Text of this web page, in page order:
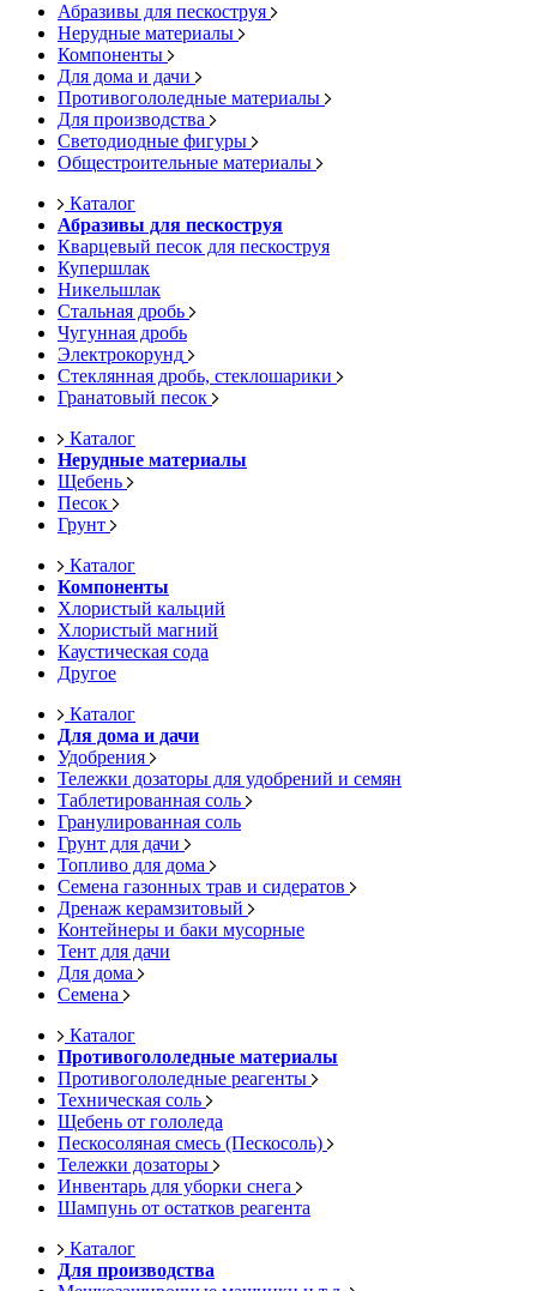
Абразивы для пескоструя
Нерудные материалы
Компоненты
Для дома и дачи
Противогололедные материалы
Для производства
Светодиодные фигуры
Общестроительные материалы
Каталог
Абразивы для пескоструя
Кварцевый песок для пескоструя
Купершлак
Никельшлак
Стальная дробь
Чугунная дробь
Электрокорунд
Стеклянная дробь, стеклошарики
Гранатовый песок
Каталог
Нерудные материалы
Щебень
Песок
Грунт
Каталог
Компоненты
Хлористый кальций
Хлористый магний
Каустическая сода
Другое
Каталог
Для дома и дачи
Удобрения
Тележки дозаторы для удобрений и семян
Таблетированная соль
Гранулированная соль
Грунт для дачи
Топливо для дома
Семена газонных трав и сидератов
Дренаж керамзитовый
Контейнеры и баки мусорные
Тент для дачи
Для дома
Семена
Каталог
Противогололедные материалы
Противогололедные реагенты
Техническая соль
Щебень от гололеда
Пескосоляная смесь (Пескосоль)
Тележки дозаторы
Инвентарь для уборки снега
Шампунь от остатков реагента
Каталог
Для производства